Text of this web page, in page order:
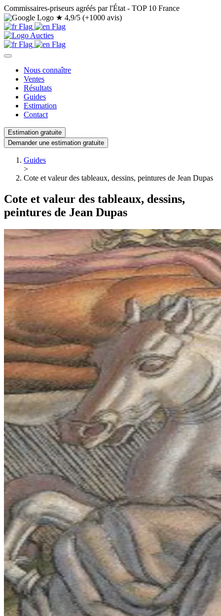
Commissaires-priseurs agréés par l'État - TOP 10 France
★ 4,9/5 (+1000 avis)
Nous connaître
Ventes
Résultats
Guides
Estimation
Contact
Estimation gratuite
Demander une estimation gratuite
Guides
>
Cote et valeur des tableaux, dessins, peintures de Jean Dupas
Cote et valeur des tableaux, dessins,
peintures de Jean Dupas